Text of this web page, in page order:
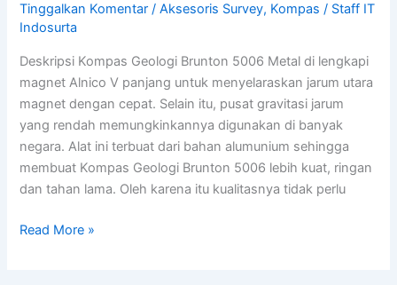
Tinggalkan Komentar /Aksesoris Survey, Kompas / Staff IT
Indosurta
Deskripsi Kompas Geologi Brunton 5006 Metal di lengkapi
magnet Alnico V panjang untuk menyelaraskan jarum utara
magnet dengan cepat. Selain itu, pusat gravitasi jarum
yang rendah memungkinkannya digunakan di banyak
negara. Alat ini terbuat dari bahan alumunium sehingga
membuat Kompas Geologi Brunton 5006 lebih kuat, ringan
dan tahan lama. Oleh karena itu kualitasnya tidak perlu
Read More »